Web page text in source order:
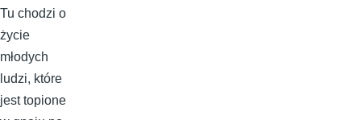
Tu chodzi o
życie
młodych
ludzi, które
jest topione